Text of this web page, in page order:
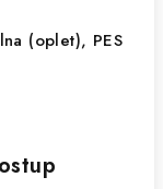
(oplet), PES